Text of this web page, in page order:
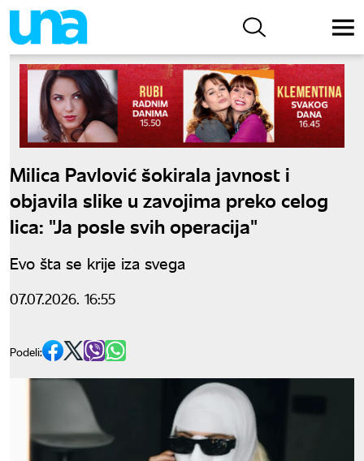
Milica Pavlović šokirala javnost i
objavila slike u zavojima preko celog
lica: "Ja posle svih operacija"
Evo šta se krije iza svega
07.07.2026. 16:55
Podeli: